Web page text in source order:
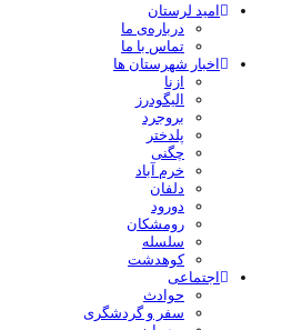
امید لرستان
درباره‌ی ما
تماس با ما
اخبار شهرستان ها
ازنا
الیگودرز
بروجرد
پلدختر
چگنی
خرم آباد
دلفان
دورود
رومشکان
سلسله
کوهدشت
اجتماعی
حوادث
سفر و گردشگری